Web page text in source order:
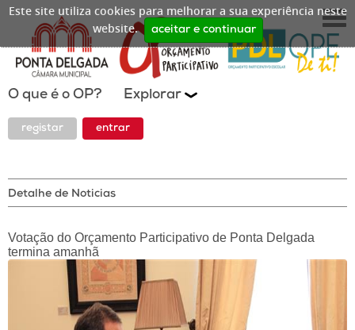
Este site utiliza cookies para melhorar a sua experiência neste
website.
aceitar e continuar
O que é o OP? Explorar
registar entrar
Detalhe de Noticias
Votação do Orçamento Participativo de Ponta Delgada
termina amanhã